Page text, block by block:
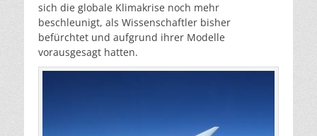
sich die globale Klimakrise noch mehr
beschleunigt, als Wissenschaftler bisher
befürchtet und aufgrund ihrer Modelle
vorausgesagt hatten.